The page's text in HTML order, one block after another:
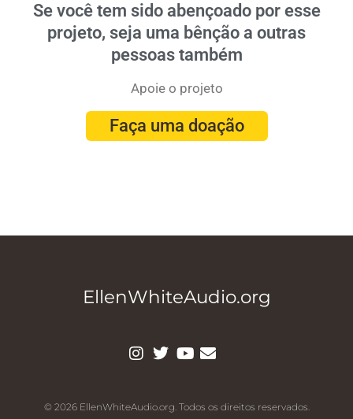
Se você tem sido abençoado por esse
projeto, seja uma bênção a outras
pessoas também
Apoie o projeto
Faça uma doação
EllenWhiteAudio.org
© 2026 EllenWhiteAudio.org. Todos os direitos reservados.